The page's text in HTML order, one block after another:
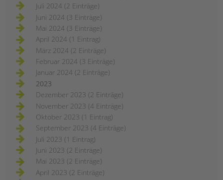
Juli 2024 (2 Einträge)
Juni 2024 (3 Einträge)
Mai 2024 (3 Einträge)
April 2024 (1 Eintrag)
März 2024 (2 Einträge)
Februar 2024 (3 Einträge)
Januar 2024 (2 Einträge)
2023
Dezember 2023 (2 Einträge)
November 2023 (4 Einträge)
Oktober 2023 (1 Eintrag)
September 2023 (4 Einträge)
Juli 2023 (1 Eintrag)
Juni 2023 (2 Einträge)
Mai 2023 (2 Einträge)
April 2023 (2 Einträge)